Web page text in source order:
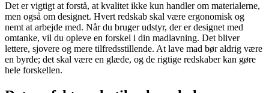
Det er vigtigt at forstå, at kvalitet ikke kun handler om materialerne,
men også om designet. Hvert redskab skal være ergonomisk og
nemt at arbejde med. Når du bruger udstyr, der er designet med
omtanke, vil du opleve en forskel i din madlavning. Det bliver
lettere, sjovere og mere tilfredsstillende. At lave mad bør aldrig være
en byrde; det skal være en glæde, og de rigtige redskaber kan gøre
hele forskellen.